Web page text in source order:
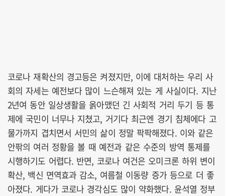
코로나 재확산의 경고등은 켜졌지만, 이에 대처하는 우리 사
회의 자세는 예전보다 많이 느슨해져 있는 게 사실이다. 지난
2년여 동안 일상생활을 옭아맸던 긴 사회적 거리 두기 등 통
제에 국민이 너무나 지쳤고, 거기다 최근엔 경기 침체에다 고
물가까지 겹치면서 서민의 삶이 정말 팍팍해졌다. 이와 같은
안팎의 여러 정황을 볼 때 예전과 같은 수준의 방역 통제를
시행하기도 어렵다. 반면, 코로나 여건은 오미크론 하위 변이
확산, 백신 면역효과 감소, 여름철 이동량 증가 등으로 더 좋
아졌다. 게다가 코로나 경각심도 많이 약화했다. 윤석열 정부